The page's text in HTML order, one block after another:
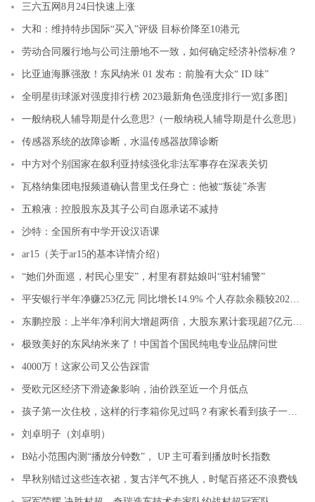
三六五网8月24日快速上涨
大和：维持特步国际“买入”评级 目标价降至10港元
劳动合同履行地与公司注册地不一致，如何确定经济补偿标准？
比亚迪海豚强敌！东风纳米 01 发布：前脸有大众“ ID 味”
全明星街球派对强度排行榜 2023最新角色强度排行一览[多图]
一般纳税人辅导期是什么意思?（一般纳税人辅导期是什么意思）
传感器系统的故障诊断，水温传感器故障诊断
中方对个别国家在叙利亚持续强化非法军事存在深表关切
瓦格纳集团电报频道确认普里戈任身亡：他被“叛徒”杀害
五粮液：控股股东及其子公司自愿承诺不减持
沙特：全国所有中学开设汉语课
ar15（关于ar15的基本详情介绍）
“她们外面巡，村民心里安”，村里有群姑娘叫“驻村辅警”
极致美好的东风纳米来了！中国首个国民纯电专业品牌问世
4000万！这家公司又公告踩雷
受欧元区经济下滑迹象影响，油价跌至近一个月低点
刘卓明子（刘卓明）
B站小范围内测“播放分钟数”， UP 主可看到播放时长指数
早秋别错过这些连衣裙，复古洋气不挑人，时髦百搭还不浪费钱